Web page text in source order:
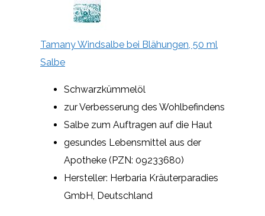
Tamany Windsalbe bei Blähungen, 50 ml
Salbe
Schwarzkümmelöl
zur Verbesserung des Wohlbefindens
Salbe zum Auftragen auf die Haut
gesundes Lebensmittel aus der
Apotheke (PZN: 09233680)
Hersteller: Herbaria Kräuterparadies
GmbH, Deutschland